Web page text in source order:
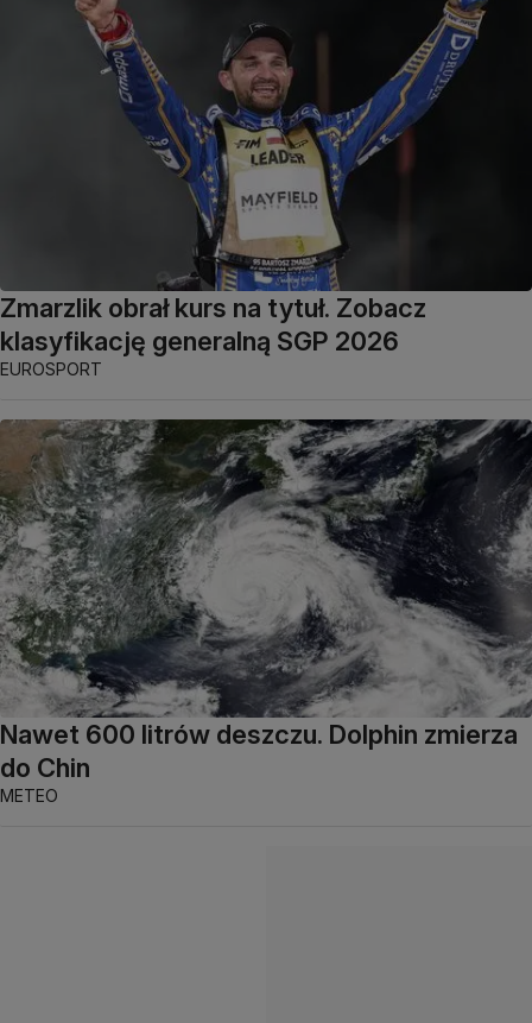
Zmarzlik obrał kurs na tytuł. Zobacz
klasyfikację generalną SGP 2026
EUROSPORT
Nawet 600 litrów deszczu. Dolphin zmierza
do Chin
METEO